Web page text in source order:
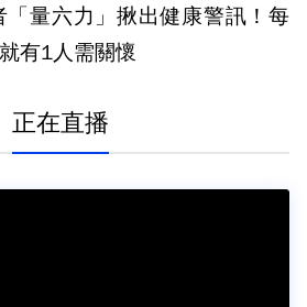
「量六力」揪出健康警訊！每
有1人需關懷
正在直播